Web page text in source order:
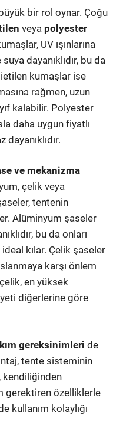
bir rol oynar. Çoğu
veya polyester
UV ışınlarına
dayanıklıdır, bu da
kumaşlar ise
rağmen, uzun
kalabilir. Polyester
daha uygun fiyatlı
ve mekanizma
çelik veya
tentenin
Alüminyum şaseler
bu da onları
kılar. Çelik şaseler
karşı önlem
en yüksek
diğerlerine göre
gereksinimleri de
tente sisteminin
kendiliğinden
gerektiren özelliklerle
kullanım kolaylığı